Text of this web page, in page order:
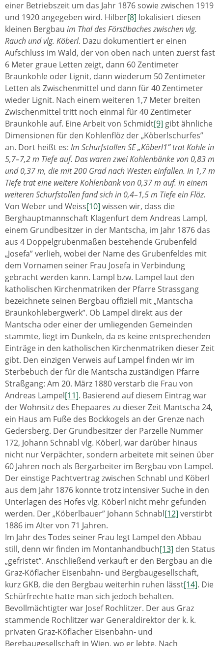
einer Betriebszeit um das Jahr 1876 sowie zwischen 1919
und 1920 angegeben wird. Hilber[8] lokalisiert diesen
kleinen Bergbau im Thal des Förstlbaches zwischen vlg.
Rauch und vlg. Köberl. Dazu dokumentiert er einen
Aufschluss im Wald, der von oben nach unten zuerst fast
6 Meter graue Letten zeigt, dann 60 Zentimeter
Braunkohle oder Lignit, dann wiederum 50 Zentimeter
Letten als Zwischenmittel und dann für 40 Zentimeter
wieder Lignit. Nach einem weiteren 1,7 Meter breiten
Zwischenmittel tritt noch einmal für 40 Zentimeter
Braunkohle auf. Eine Arbeit von Schmidt[9] gibt ähnliche
Dimensionen für den Kohlenflöz der „Köberlschurfes”
an. Dort heißt es: Im Schurfstollen SE „Köberl1” trat Kohle in
5,7–7,2 m Tiefe auf. Das waren zwei Kohlenbänke von 0,83 m
und 0,37 m, die mit 200 Grad nach Westen einfallen. In 1,7 m
Tiefe trat eine weitere Kohlenbank von 0,37 m auf. In einem
weiteren Schurfstollen fand sich in 0,4–1,5 m Tiefe ein Flöz.
Von Weber und Weiss[10] wissen wir, dass die
Berghauptmannschaft Klagenfurt dem Andreas Lampl,
einem Grundbesitzer in der Mantscha, im Jahr 1876 das
aus 4 Doppelgrubenmaßen bestehende Grubenfeld
„Josefa” verlieh, wobei der Name des Grubenfeldes mit
dem Vornamen seiner Frau Josefa in Verbindung
gebracht werden kann. Lampl bzw. Lampel laut den
katholischen Kirchenmatriken der Pfarre Strassgang
bezeichnete seinen Bergbau offiziell mit „Mantscha
Braunkohlebergwerk”. Ob Lampel direkt aus der
Mantscha oder einer der umliegenden Gemeinden
stammte, liegt im Dunkeln, da es keine entsprechenden
Einträge in den katholischen Kirchenmatriken dieser Zeit
gibt. Den einzigen Verweis auf Lampel finden wir im
Sterbebuch der für die Mantscha zuständigen Pfarre
Straßgang: Am 20. März 1880 verstarb die Frau von
Andreas Lampel[11]. Basierend auf diesem Eintrag war
der Wohnsitz des Ehepaares zu dieser Zeit Mantscha 24,
ein Haus am Fuße des Bockkogels an der Grenze nach
Gedersberg. Der Grundbesitzer der Parzelle Nummer
172, Johann Schnabl vlg. Köberl, war darüber hinaus
nicht nur Verpächter, sondern arbeitete mit seinen über
60 Jahren noch als Bergarbeiter im Bergbau von Lampel.
Der einstige Pachtvertrag zwischen Schnabl und Köberl
aus dem Jahr 1876 konnte trotz intensiver Suche in den
Unterlagen des Hofes vlg. Köberl nicht mehr gefunden
werden. Der „Köberlbauer” Johann Schnabl[12] verstirbt
1886 im Alter von 71 Jahren.
Im Jahr des Todes seiner Frau legt Lampel den Abbau
still, denn wir finden im Montanhandbuch[13] den Status
„gefristet”. Anschließend verkauft er den Bergbau an die
Graz-Köflacher Eisenbahn- und Bergbaugesellschaft,
kurz GKB, die den Bergbau weiterhin ruhen lässt[14]. Die
Schürfrechte hatte man sich jedoch behalten.
Bevollmächtigter war Josef Rochlitzer. Der aus Graz
stammende Rochlitzer war Generaldirektor der k. k.
privaten Graz-Köflacher Eisenbahn- und
Bergbaugesellschaft in Wien, wo er lebte. Nach